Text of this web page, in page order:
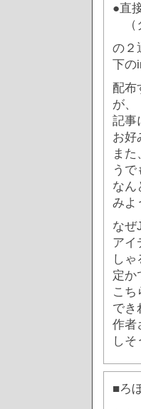
●直
（
の２
下の
配布
が、
記事
お好
ま
うで
なん
みよ
なぜ
アイ
しゃ
定か
こち
でき
作者
しそ
■ろ